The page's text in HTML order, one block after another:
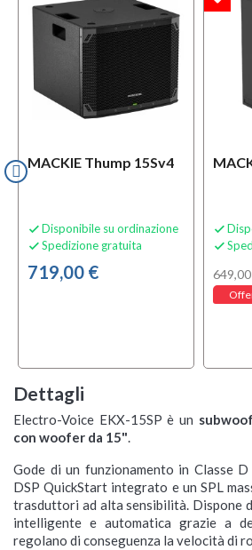
MACKIE Thump 15Sv4
 Disponibile su ordinazione
 Spedizione gratuita
719,00 €


Dettagli
Electro-Voice EKX-15SP è un
con woofer da 15".
Gode di un funzionamento in Classe
DSP QuickStart integrato e un SPL
trasduttori ad alta sensibilità. Dispone
intelligente e automatica grazie a
regolano di conseguenza la velocità di